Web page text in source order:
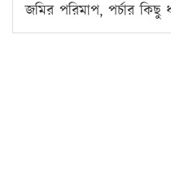
জমির পরিমাপ, পর্চার কিছু